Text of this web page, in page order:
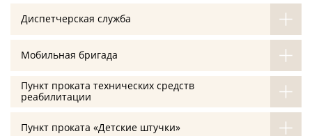
Диспетчерская служба
Мобильная бригада
Пункт проката технических средств
реабилитации
Пункт проката «Детские штучки»